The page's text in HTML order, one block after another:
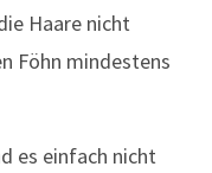
Haare nicht
Föhn mindestens
es einfach nicht